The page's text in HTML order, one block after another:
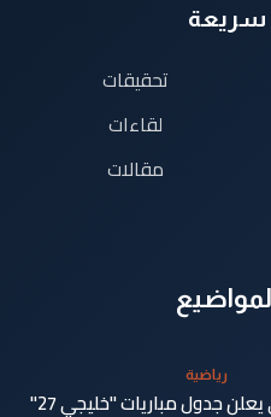
سريعة
تحقيقات
لقاءات
مقالات
رياضية
الاتحاد الخليجي يعلن جدول مباريات "خليجي 27"